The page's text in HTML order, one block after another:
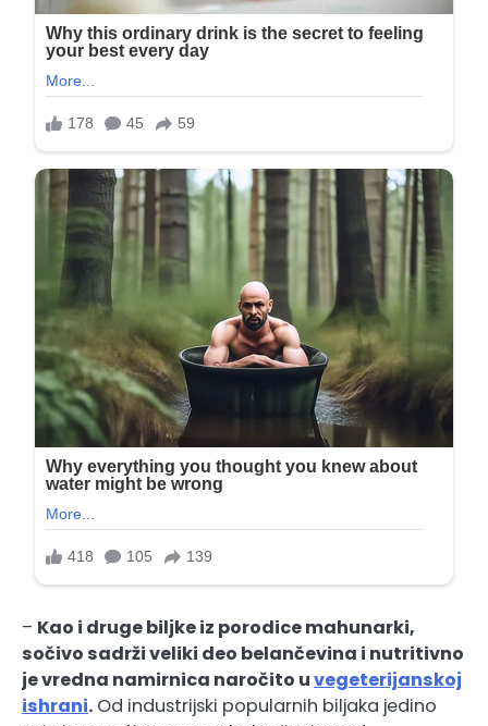
– Kao i druge biljke iz porodice mahunarki,
sočivo sadrži veliki deo belančevina i nutritivno
je vredna namirnica naročito uvegeterijanskoj
ishrani. Od industrijski popularnih biljaka jedino